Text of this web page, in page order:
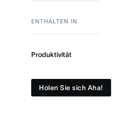
ENTHALTEN IN
Produktivität
Holen Sie sich Aha!